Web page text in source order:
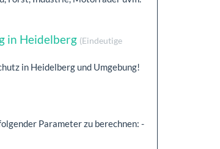
in Heidelberg (Eindeutige
in Heidelberg und Umgebung!
Parameter zu berechnen: -